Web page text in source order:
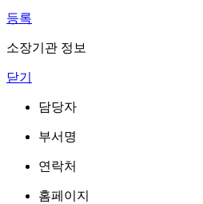
등록
소장기관 정보
닫기
담당자
부서명
연락처
홈페이지